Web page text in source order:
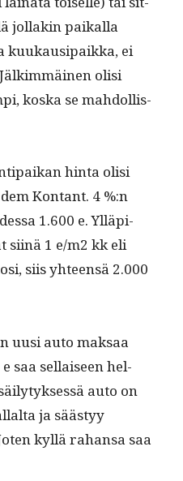
jol­lakin paikalla
kuukausi­paik­ka, ei
olisi
kos­ka se mah­dol­lis­
hin­ta olisi
Kon­tant. 4 %:n
1.600 e. Ylläpi­
siinä 1 e/m2 kk eli
siis yhteen­sä 2.000
uusi auto mak­saa
saa sel­l­aiseen hel­
auto on
ja säästyy
kyl­lä rahansa saa